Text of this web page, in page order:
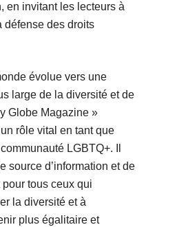
en invitant les lecteurs à
défense des droits
évolue vers une
large de la diversité et de
Globe Magazine »
rôle vital en tant que
LGBTQ+. Il
source d’information et de
tous ceux qui
la diversité et à
plus égalitaire et